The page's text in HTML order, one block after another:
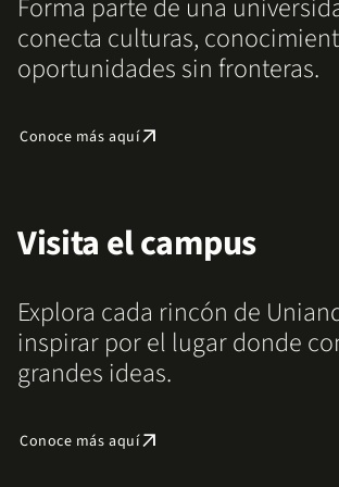
Forma parte de una
conecta culturas,
oportunidades sin fronteras.
Conoce más aquíarrow_outward
Visita el campus
Explora cada rincón de
inspirar por el lugar donde
grandes ideas.
Conoce más aquíarrow_outward